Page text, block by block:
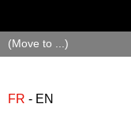
FR - EN